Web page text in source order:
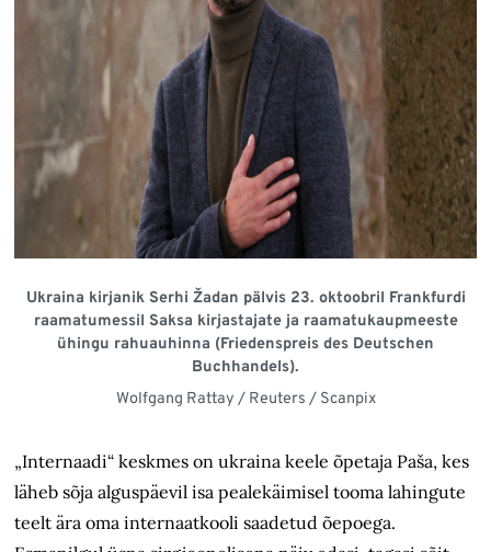
Ukraina kirjanik Serhi Žadan pälvis 23. oktoobril Frankfurdi
raamatumessil Saksa kirjastajate ja raamatukaupmeeste
ühingu rahuauhinna (Friedenspreis des Deutschen
Buchhandels).
Wolfgang Rattay / Reuters / Scanpix
„Internaadi“ keskmes on ukraina keele õpetaja Paša, kes
läheb sõja alguspäevil isa pealekäimisel tooma lahingute
teelt ära oma internaatkooli saadetud õepoega.